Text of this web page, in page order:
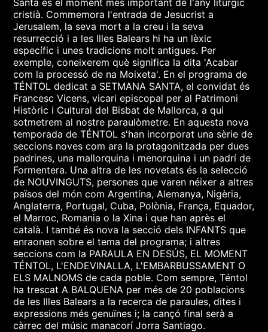
Santa és el moment més important de l'any litúrgic
cristià. Commemora l'entrada de Jesucrist a
Jerusalem, la seva mort a la creu i la seva
resurrecció i a les Illes Balears hi ha un lèxic
específic i unes tradicions molt antigues. Per
exemple, coneixerem què significa la dita 'Acabar
com la processó de na Moixeta'. En el programa de
TÉNTOL dedicat a SETMANA SANTA, el convidat és
Francesc Vicens, vicari episcopal per al Patrimoni
Històric i Cultural del Bisbat de Mallorca, a qui
sotmetrem al nostre paraulòmetre. En aquesta nova
temporada de TÉNTOL s'han incorporat una sèrie de
seccions noves com ara la protagonitzada per dues
padrines, una mallorquina i menorquina i un padrí de
Formentera. Una altra de les novetats és la selecció
de NOUVINGUTS, persones que varen néixer a altres
països del món com Argentina, Alemanya, Nigèria,
Anglaterra, Portugal, Cuba, Polònia, França, Equador,
el Marroc, Romania o la Xina i que han après el
català. I també és nova la secció dels INFANTS que
enraonen sobre el tema del programa; i altres
seccions com la PARAULA EN DESÚS, EL MOMENT
TÉNTOL, L'ENDEVINALLA, L'EMBARBUSSAMENT O
ELS MALNOMS de cada poble. Com sempre, Téntol
ha trescat A BALQUENA per més de 20 poblacions
de les Illes Balears a la recerca de paraules, dites i
expressions més genuïnes i; la cançó final serà a
càrrec del músic manacorí Jorra Santiago.